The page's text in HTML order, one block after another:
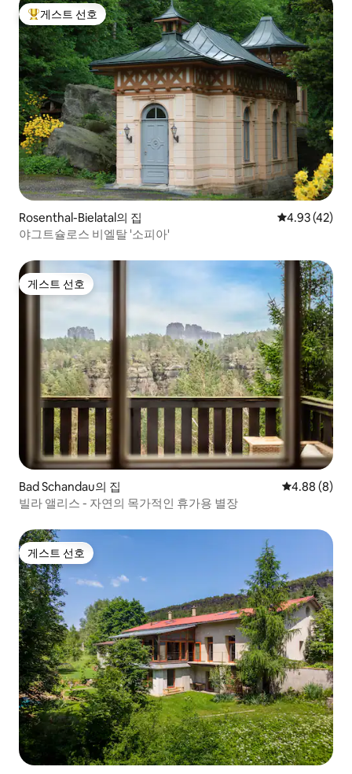
상위 게스트 선호
게스트 선호
Rosenthal-Bielatal의 집 평점 4.93점
4.93 (42)
야그트슐로스 비엘탈 '소피아'
게스트 선호
게스트 선호
Bad Schandau의 집 평점 4.88점
4.88 (8)
빌라 앨리스 - 자연의 목가적인 휴가용 별장
게스트 선호
게스트 선호